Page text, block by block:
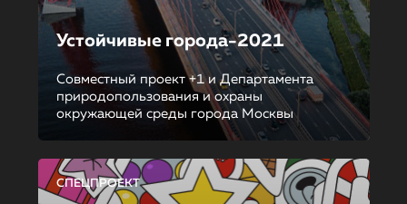
Устойчивые города-2021
Совместный проект +1 и Департамента
природопользования и охраны
окружающей среды города Москвы
СПЕЦПРОЕКТ